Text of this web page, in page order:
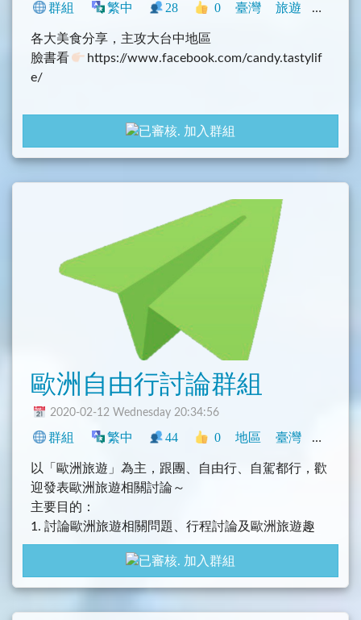
群組 繁中 28 0 臺灣 旅遊 閒聊
各大美食分享，主攻大台中地區
臉書看
https://www.facebook.com/candy.tastylif
e/
IG看 https://www.instagram.com/candy_tastylife/
部落格看 https://candylife.tw/
加入群組
歐洲自由行討論群組
2020-02-12 Wednesday 20:34:56
群組 繁中 44 0 地區 臺灣 旅遊
以「歐洲旅遊」為主，跟團、自由行、自駕都行，歡
迎發表歐洲旅遊相關討論～
主要目的：
1. 討論歐洲旅遊相關問題、行程討論及歐洲旅遊趣
事，請記得禮貌性發問
2. 歐洲遊記、食記或住宿分享
3. 歐洲機票或者旅遊相關優惠資訊分享
加入群組